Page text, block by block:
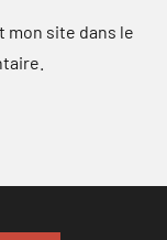
mon site dans le